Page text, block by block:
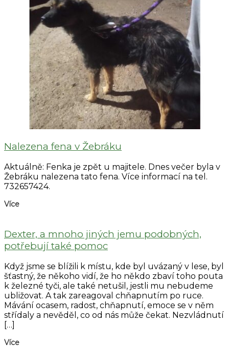
Nalezena fena v Žebráku
Aktuálně: Fenka je zpět u majitele. Dnes večer byla v
Žebráku nalezena tato fena. Více informací na tel.
732657424.
Více
Dexter, a mnoho jiných jemu podobných,
potřebují také pomoc
Když jsme se blížili k místu, kde byl uvázaný v lese, byl
šťastný, že někoho vidí, že ho někdo zbaví toho pouta
k železné tyči, ale také netušil, jestli mu nebudeme
ubližovat. A tak zareagoval chňapnutím po ruce.
Mávání ocasem, radost, chňapnutí, emoce se v něm
střídaly a nevěděl, co od nás může čekat. Nezvládnutí
[…]
Více